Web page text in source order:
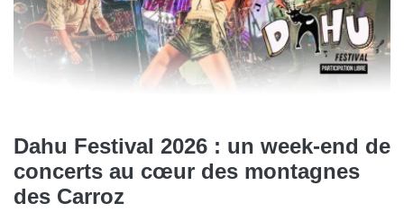
Dahu Festival 2026 : un week-end de
concerts au cœur des montagnes
des Carroz